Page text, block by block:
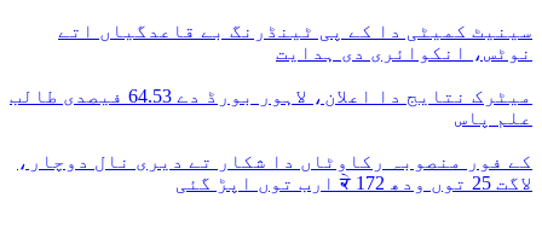
سینیٹ کمیٹی دا کے پی ٹینڈرنگ بے قاعدگیاں اتے
نوٹس، انکوائری دی ہدایت
میٹرک نتایج دا اعلان، لاہور بورڈ دے 64.53 فیصدی طالب
علم پاس
کے فور منصوبہ رکاوٹاں دا شکار تے دیری نال دوچار،
لاگت 25 توں ودھ ਕੇ 172 ارب توں اپڑ گئی